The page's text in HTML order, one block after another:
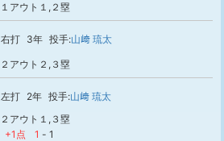
１アウト１,２塁
右打 3年 投手:山﨑 琉太
２アウト２,３塁
左打 2年 投手:山﨑 琉太
２アウト１,３塁
+1点
1 - 1